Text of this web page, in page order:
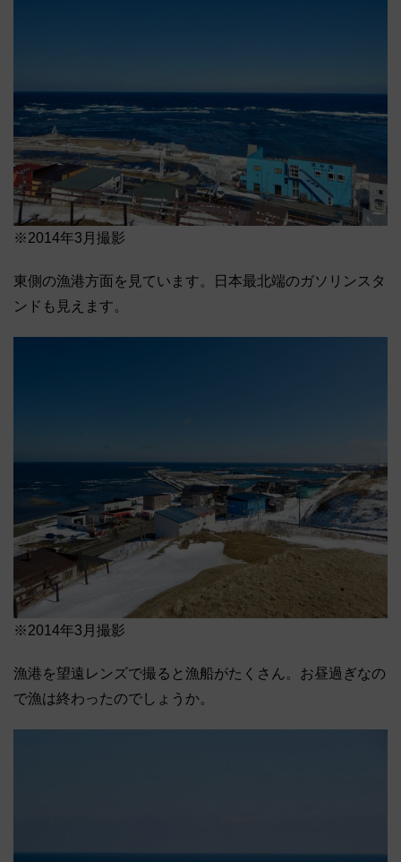
※2014年3月撮影
東側の漁港方面を見ています。日本最北端のガソリンスタ
ンドも見えます。
※2014年3月撮影
漁港を望遠レンズで撮ると漁船がたくさん。お昼過ぎなの
で漁は終わったのでしょうか。